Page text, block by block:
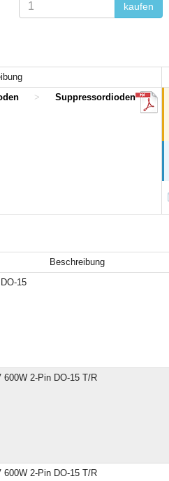
kaufen
>
Suppressordioden
Beschreibung
15
600W 2-Pin DO-15 T/R
600W 2-Pin DO-15 T/R